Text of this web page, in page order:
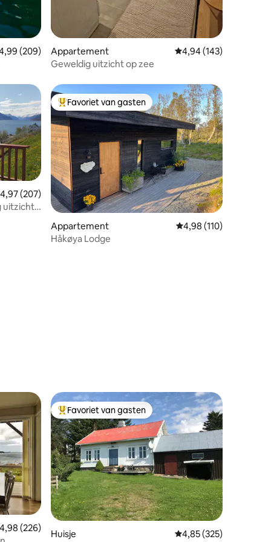
beoordeling van 4,99 op 5, 209 recensies
(209)
Appartement Gemiddelde
4,94 (143)
Geweldig uitzicht op zee
beoordeling van 4,97 op 5, 207 recensies
4,97 (207)
uitzicht
Topfavoriet van gasten
Favoriet van gasten
Appartement Gemiddelde
4,98 (110)
Håkøya Lodge
beoordeling van 4,98 op 5, 226 recensies
4,98 (226)
Topfavoriet van gasten
Favoriet van gasten
Huisje Gemiddelde
4,85 (325)